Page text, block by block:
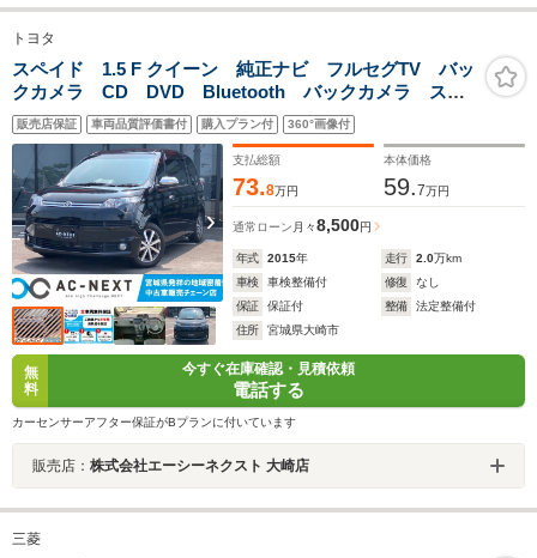
トヨタ
スペイド 1.5 F クイーン 純正ナビ フルセグTV バッ
クカメラ CD DVD Bluetooth バックカメラ ステ
アリングリモコン 片側電動スライドドア スマートキ
ー アイドリングストップ ETC 運転席/助手席エアバ
ック 社外15インチAW
販売店保証 車両品質評価書付 購入プラン付 360°画像付
支払総額
73.8万円
本体価格
59.7万円
通常ローン 月々8,500円
年式 2015年 走行 2.0万km
車検
車検整備付 修復
なし
保証
保証付 整備
法定整備付
住所
宮城県大崎市
無
料
今すぐ在庫確認・見積依頼
電話する
カーセンサーアフター保証がBプランに付いています
販売店： 株式会社エーシーネクスト 大崎店
三菱